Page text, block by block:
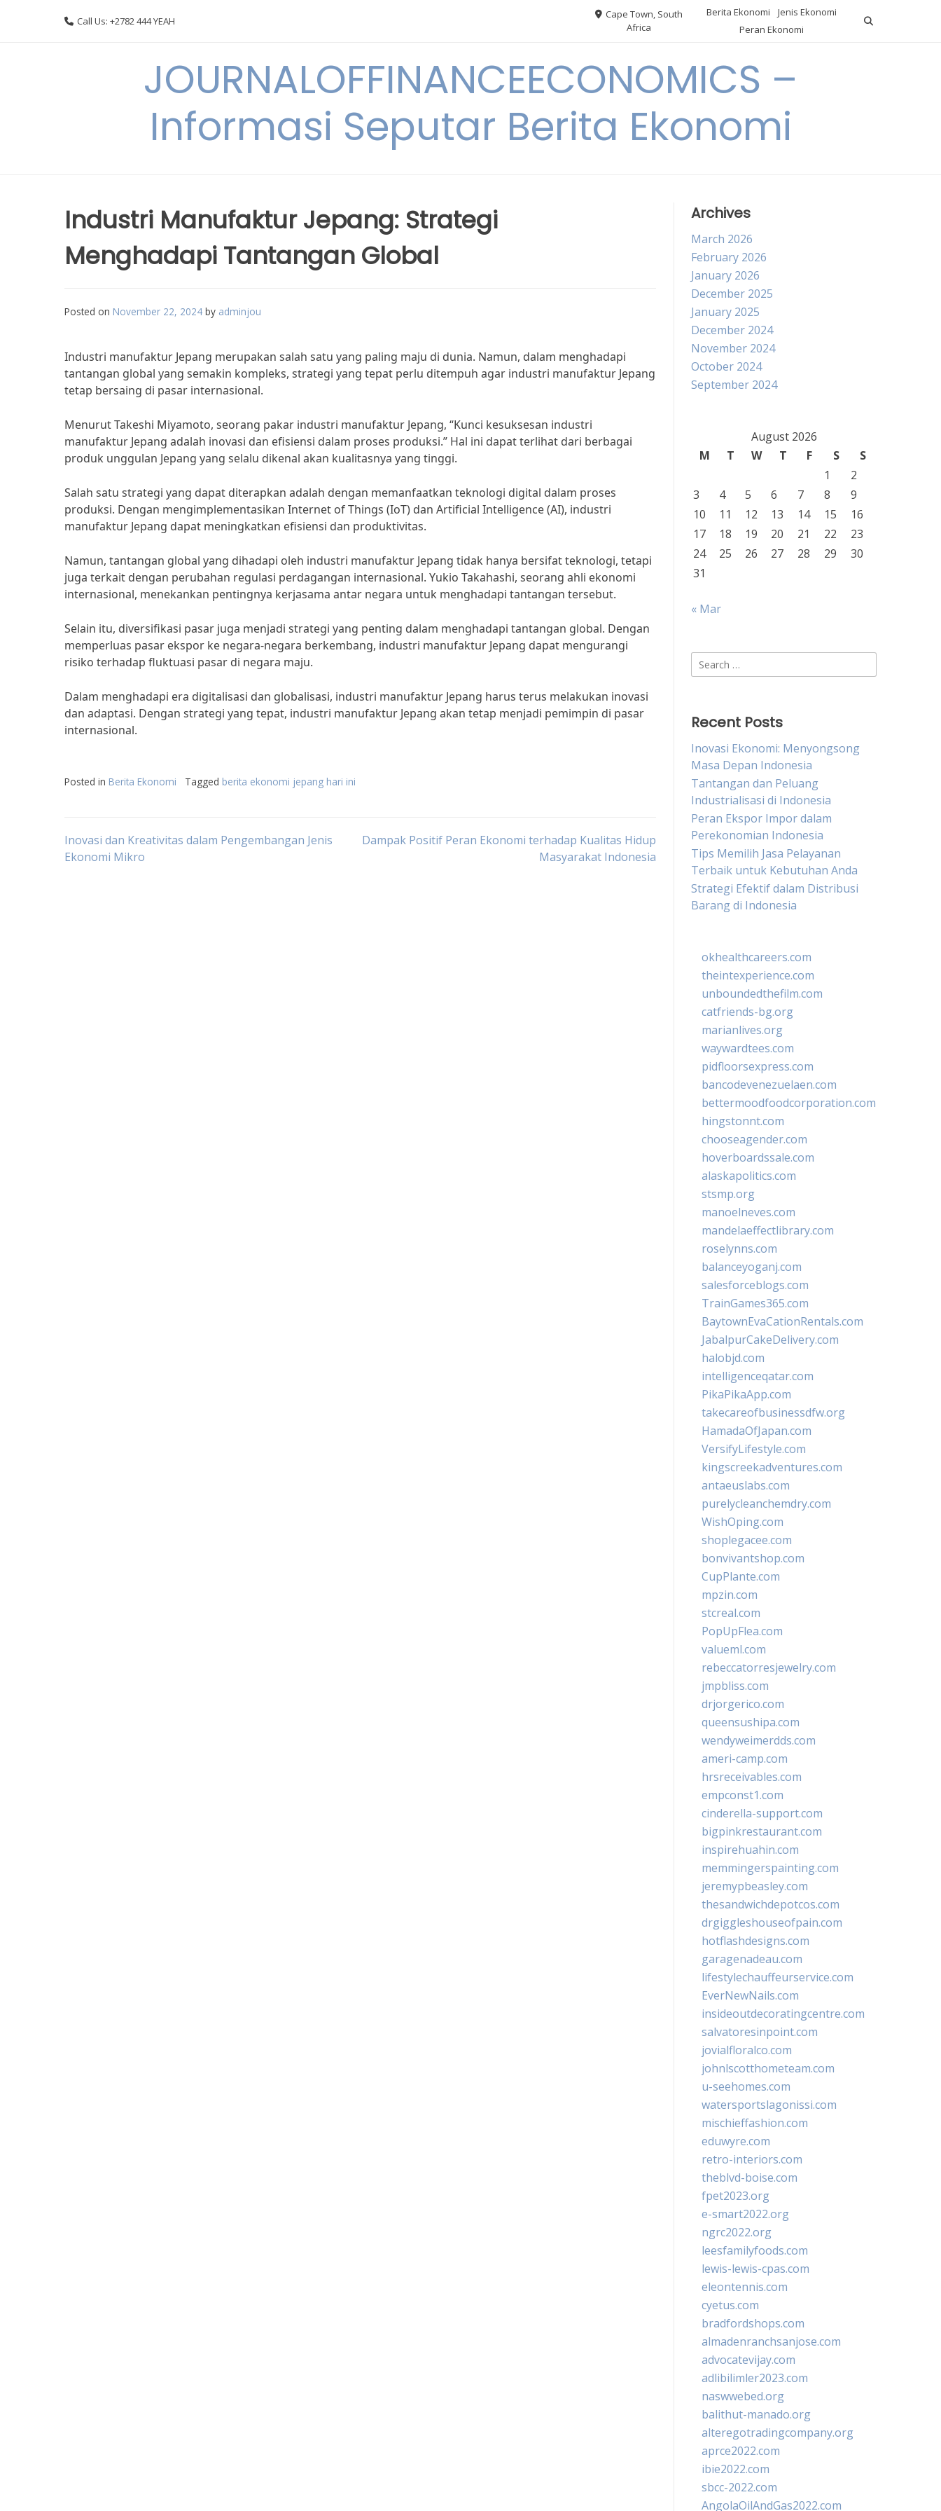
Call Us: +2782 444 YEAH
Cape Town, South
Africa
Berita Ekonomi
Jenis Ekonomi
Peran Ekonomi
JOURNALOFFINANCEECONOMICS –
Informasi Seputar Berita Ekonomi
Industri Manufaktur Jepang: Strategi
Menghadapi Tantangan Global
Posted on November 22, 2024 by adminjou
Industri manufaktur Jepang merupakan salah satu yang paling maju di dunia. Namun, dalam menghadapi
tantangan global yang semakin kompleks, strategi yang tepat perlu ditempuh agar industri manufaktur Jepang
tetap bersaing di pasar internasional.
Menurut Takeshi Miyamoto, seorang pakar industri manufaktur Jepang, “Kunci kesuksesan industri
manufaktur Jepang adalah inovasi dan efisiensi dalam proses produksi.” Hal ini dapat terlihat dari berbagai
produk unggulan Jepang yang selalu dikenal akan kualitasnya yang tinggi.
Salah satu strategi yang dapat diterapkan adalah dengan memanfaatkan teknologi digital dalam proses
produksi. Dengan mengimplementasikan Internet of Things (IoT) dan Artificial Intelligence (AI), industri
manufaktur Jepang dapat meningkatkan efisiensi dan produktivitas.
Namun, tantangan global yang dihadapi oleh industri manufaktur Jepang tidak hanya bersifat teknologi, tetapi
juga terkait dengan perubahan regulasi perdagangan internasional. Yukio Takahashi, seorang ahli ekonomi
internasional, menekankan pentingnya kerjasama antar negara untuk menghadapi tantangan tersebut.
Selain itu, diversifikasi pasar juga menjadi strategi yang penting dalam menghadapi tantangan global. Dengan
memperluas pasar ekspor ke negara-negara berkembang, industri manufaktur Jepang dapat mengurangi
risiko terhadap fluktuasi pasar di negara maju.
Dalam menghadapi era digitalisasi dan globalisasi, industri manufaktur Jepang harus terus melakukan inovasi
dan adaptasi. Dengan strategi yang tepat, industri manufaktur Jepang akan tetap menjadi pemimpin di pasar
internasional.
Posted in Berita Ekonomi Tagged berita ekonomi jepang hari ini
Post
Inovasi dan Kreativitas dalam Pengembangan Jenis
Ekonomi Mikro
Dampak Positif Peran Ekonomi terhadap Kualitas Hidup
Masyarakat Indonesia
Archives
March 2026
February 2026
January 2026
December 2025
January 2025
December 2024
November 2024
October 2024
September 2024
August 2026
M
T W T F S
S
1
2
3
4 5 6 7 8
9
10
11 12 13 14 15
16
17
18 19 20 21 22
23
24
25 26 27 28 29
30
31
« Mar
Search
for:
Recent Posts
Inovasi Ekonomi: Menyongsong
Masa Depan Indonesia
Tantangan dan Peluang
Industrialisasi di Indonesia
Peran Ekspor Impor dalam
Perekonomian Indonesia
Tips Memilih Jasa Pelayanan
Terbaik untuk Kebutuhan Anda
Strategi Efektif dalam Distribusi
Barang di Indonesia
okhealthcareers.com
theintexperience.com
unboundedthefilm.com
catfriends-bg.org
marianlives.org
waywardtees.com
pidfloorsexpress.com
bancodevenezuelaen.com
bettermoodfoodcorporation.com
hingstonnt.com
chooseagender.com
hoverboardssale.com
alaskapolitics.com
stsmp.org
manoelneves.com
mandelaeffectlibrary.com
roselynns.com
balanceyoganj.com
salesforceblogs.com
TrainGames365.com
BaytownEvaCationRentals.com
JabalpurCakeDelivery.com
halobjd.com
intelligenceqatar.com
PikaPikaApp.com
takecareofbusinessdfw.org
HamadaOfJapan.com
VersifyLifestyle.com
kingscreekadventures.com
antaeuslabs.com
purelycleanchemdry.com
WishOping.com
shoplegacee.com
bonvivantshop.com
CupPlante.com
mpzin.com
stcreal.com
PopUpFlea.com
valueml.com
rebeccatorresjewelry.com
jmpbliss.com
drjorgerico.com
queensushipa.com
wendyweimerdds.com
ameri-camp.com
hrsreceivables.com
empconst1.com
cinderella-support.com
bigpinkrestaurant.com
inspirehuahin.com
memmingerspainting.com
jeremypbeasley.com
thesandwichdepotcos.com
drgiggleshouseofpain.com
hotflashdesigns.com
garagenadeau.com
lifestylechauffeurservice.com
EverNewNails.com
insideoutdecoratingcentre.com
salvatoresinpoint.com
jovialfloralco.com
johnlscotthometeam.com
u-seehomes.com
watersportslagonissi.com
mischieffashion.com
eduwyre.com
retro-interiors.com
theblvd-boise.com
fpet2023.org
e-smart2022.org
ngrc2022.org
leesfamilyfoods.com
lewis-lewis-cpas.com
eleontennis.com
cyetus.com
bradfordshops.com
almadenranchsanjose.com
advocatevijay.com
adlibilimler2023.com
naswwebed.org
balithut-manado.org
alteregotradingcompany.org
aprce2022.com
ibie2022.com
sbcc-2022.com
AngolaOilAndGas2022.com